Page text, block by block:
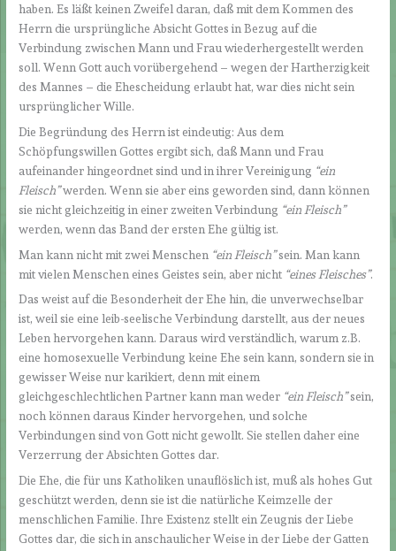
haben. Es läßt keinen Zweifel daran, daß mit dem Kommen des
Herrn die ursprüngliche Absicht Gottes in Bezug auf die
Verbindung zwischen Mann und Frau wiederhergestellt werden
soll. Wenn Gott auch vorübergehend – wegen der Hartherzigkeit
des Mannes – die Ehescheidung erlaubt hat, war dies nicht sein
ursprünglicher Wille.
Die Begründung des Herrn ist eindeutig: Aus dem
Schöpfungswillen Gottes ergibt sich, daß Mann und Frau
aufeinander hingeordnet sind und in ihrer Vereinigung “ein
Fleisch”werden. Wenn sie aber eins geworden sind, dann können
sie nicht gleichzeitig in einer zweiten Verbindung “ein Fleisch”
werden, wenn das Band der ersten Ehe gültig ist.
Man kann nicht mit zwei Menschen “ein Fleisch”sein. Man kann
mit vielen Menschen eines Geistes sein, aber nicht “eines Fleisches”.
Das weist auf die Besonderheit der Ehe hin, die unverwechselbar
ist, weil sie eine leib-seelische Verbindung darstellt, aus der neues
Leben hervorgehen kann. Daraus wird verständlich, warum z.B.
eine homosexuelle Verbindung keine Ehe sein kann, sondern sie in
gewisser Weise nur karikiert, denn mit einem
gleichgeschlechtlichen Partner kann man weder “ein Fleisch”sein,
noch können daraus Kinder hervorgehen, und solche
Verbindungen sind von Gott nicht gewollt. Sie stellen daher eine
Verzerrung der Absichten Gottes dar.
Die Ehe, die für uns Katholiken unauflöslich ist, muß als hohes Gut
geschützt werden, denn sie ist die natürliche Keimzelle der
menschlichen Familie. Ihre Existenz stellt ein Zeugnis der Liebe
Gottes dar, die sich in anschaulicher Weise in der Liebe der Gatten